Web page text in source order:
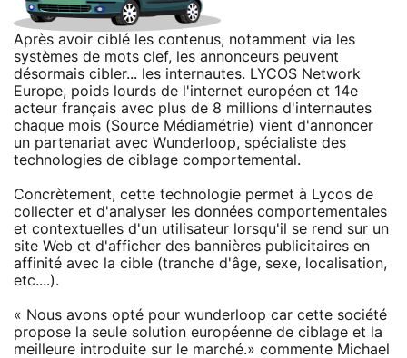
Après avoir ciblé les contenus, notamment via les
systèmes de mots clef, les annonceurs peuvent
désormais cibler... les internautes. LYCOS Network
Europe, poids lourds de l'internet européen et 14e
acteur français avec plus de 8 millions d'internautes
chaque mois (Source Médiamétrie) vient d'annoncer
un partenariat avec Wunderloop, spécialiste des
technologies de ciblage comportemental.
Concrètement, cette technologie permet à Lycos de
collecter et d'analyser les données comportementales
et contextuelles d'un utilisateur lorsqu'il se rend sur un
site Web et d'afficher des bannières publicitaires en
affinité avec la cible (tranche d'âge, sexe, localisation,
etc....).
« Nous avons opté pour wunderloop car cette société
propose la seule solution européenne de ciblage et la
meilleure introduite sur le marché.» commente Michael